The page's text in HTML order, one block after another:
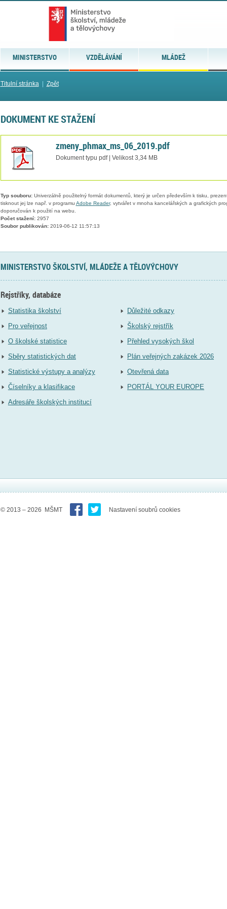
MINISTERSTVO VZDĚLÁVÁNÍ MLÁDEŽ
Titulní stránka| Zpět
DOKUMENT KE STAŽENÍ
zmeny_phmax_ms_06_2019.pdf
Dokument typu pdf | Velikost 3,34 MB
Typ souboru:Univerzálně použitelný formát dokumentů, který je určen především k tisku,
tisknout jej lze např. v programu Adobe Reader, vytvářet v mnoha kancelářských a grafických
doporučován k použití na webu.
Počet stažení:2957
Soubor publikován:2019-06-12 11:57:13
MINISTERSTVO ŠKOLSTVÍ, MLÁDEŽE A TĚLOVÝCHOVY
Rejstříky, databáze
Statistika školství
Pro veřejnost
O školské statistice
Sběry statistických dat
Statistické výstupy a analýzy
Číselníky a klasifikace
Adresáře školských institucí
Důležité odkazy
Školský rejstřík
Přehled vysokých škol
Plán veřejných zakázek 2026
Otevřená data
PORTÁL YOUR EUROPE
© 2013 – 2026 MŠMT Nastavení soubrů cookies